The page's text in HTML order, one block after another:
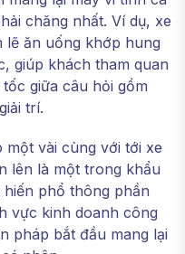
chăng nhất. Ví dụ, xe
lẽ ăn uống khớp hung
giúp khách tham quan
giữa câu hỏi gồm
trí.
một vài cùng với tới xe
lên là một trong khẩu
phổ thông phần
vực kinh doanh công
pháp bắt đầu mang lại